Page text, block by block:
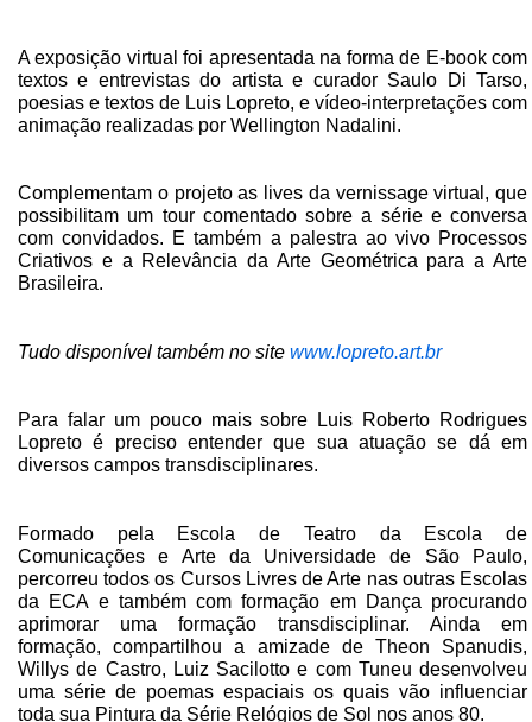
A exposição virtual foi apresentada na forma de E-book com
textos e entrevistasdo artista e curador Saulo Di Tarso,
poesias e textos de Luis Lopreto, e vídeo-interpretações com
animação realizadas por Wellington Nadalini.
Complementam o projeto as lives da vernissage virtual, que
possibilitam um tour comentado sobre a série e conversa
com convidados. E também a palestra ao vivo Processos
Criativos e a Relevância da Arte Geométrica para a Arte
Brasileira.
Tudo disponível também no site www.lopreto.art.br
Para falar um pouco mais sobre Luis Roberto Rodrigues
Lopreto é preciso entender que sua atuação se dá em
diversos campos transdisciplinares.
Formado pela Escola de Teatro da Escola de
Comunicações e Arte da Universidade de São Paulo,
percorreu todos os Cursos Livres de Arte nas outras Escolas
da ECA e também com formação em Dança procurando
aprimorar uma formação transdisciplinar. Ainda em
formação, compartilhou a amizade de Theon Spanudis,
Willys de Castro, Luiz Sacilotto e com Tuneu desenvolveu
uma série de poemas espaciais os quais vão influenciar
toda sua Pintura da Série Relógios de Sol nos anos 80.